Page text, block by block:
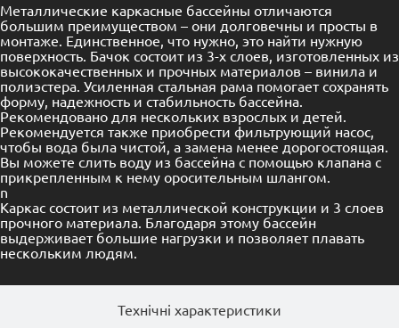
Технічні характеристики
Металлические каркасные бассейны отличаются
большим преимуществом – они долговечны и просты в
монтаже. Единственное, что нужно, это найти нужную
поверхность. Бачок состоит из 3-х слоев, изготовленных из
высококачественных и прочных материалов – винила и
полиэстера. Усиленная стальная рама помогает сохранять
форму, надежность и стабильность бассейна.
Рекомендовано для нескольких взрослых и детей.
Рекомендуется также приобрести фильтрующий насос,
чтобы вода была чистой, а замена менее дорогостоящая.
Вы можете слить воду из бассейна с помощью клапана с
прикрепленным к нему оросительным шлангом.
n
Каркас состоит из металлической конструкции и 3 слоев
прочного материала. Благодаря этому бассейн
выдерживает большие нагрузки и позволяет плавать
нескольким людям.